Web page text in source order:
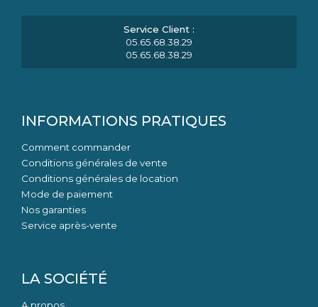
05.65.68.38.29
05.65.68.38.29
INFORMATIONS PRATIQUES
Comment commander
Conditions générales de vente
Conditions générales de location
Mode de paiement
Nos garanties
Service après-vente
LA SOCIÉTÉ